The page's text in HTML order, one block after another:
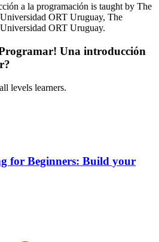
a la programación is taught by The
ORT Uruguay, The
ORT Uruguay.
Una introducción
levels learners.
for Beginners: Build your